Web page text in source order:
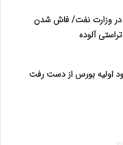
در وزارت نفت/ فاش شدن
آلوده
اولیه بورس از دست رفت